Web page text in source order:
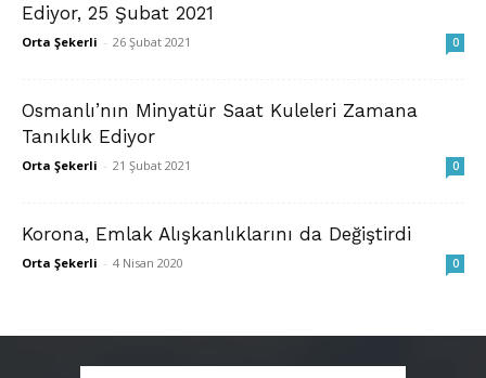
Ediyor, 25 Şubat 2021
Orta Şekerli - 26 Şubat 2021 0
Osmanlı’nın Minyatür Saat Kuleleri Zamana
Tanıklık Ediyor
Orta Şekerli - 21 Şubat 2021 0
Korona, Emlak Alışkanlıklarını da Değiştirdi
Orta Şekerli - 4 Nisan 2020 0